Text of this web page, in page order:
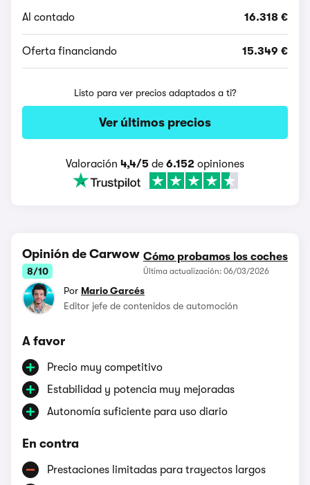
Al contado 16.318 €
Oferta financiando 15.349 €
Listo para ver precios adaptados a ti?
Ver últimos precios
Valoración 4,4/5 de 6.152 opiniones
Opinión de Carwow
8/10
Cómo probamos los coches
Última actualización: 06/03/2026
Por Mario Garcés
Editor jefe de contenidos de automoción
A favor
Precio muy competitivo
Estabilidad y potencia muy mejoradas
Autonomía suficiente para uso diario
En contra
Prestaciones limitadas para trayectos largos